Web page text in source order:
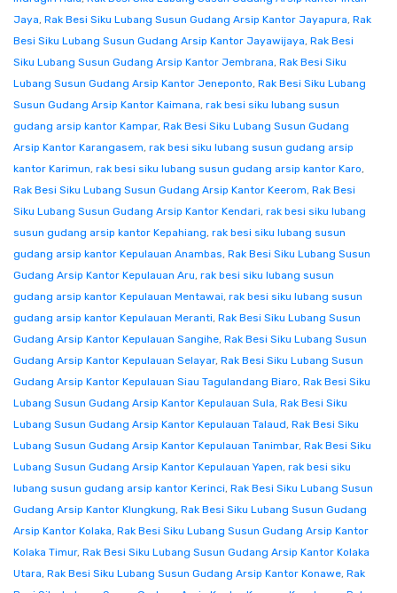
Jaya, Rak Besi Siku Lubang Susun Gudang Arsip Kantor Jayapura, Rak
Besi Siku Lubang Susun Gudang Arsip Kantor Jayawijaya, Rak Besi
Siku Lubang Susun Gudang Arsip Kantor Jembrana, Rak Besi Siku
Lubang Susun Gudang Arsip Kantor Jeneponto, Rak Besi Siku Lubang
Susun Gudang Arsip Kantor Kaimana, rak besi siku lubang susun
gudang arsip kantor Kampar, Rak Besi Siku Lubang Susun Gudang
Arsip Kantor Karangasem, rak besi siku lubang susun gudang arsip
kantor Karimun, rak besi siku lubang susun gudang arsip kantor Karo,
Rak Besi Siku Lubang Susun Gudang Arsip Kantor Keerom, Rak Besi
Siku Lubang Susun Gudang Arsip Kantor Kendari, rak besi siku lubang
susun gudang arsip kantor Kepahiang, rak besi siku lubang susun
gudang arsip kantor Kepulauan Anambas, Rak Besi Siku Lubang Susun
Gudang Arsip Kantor Kepulauan Aru, rak besi siku lubang susun
gudang arsip kantor Kepulauan Mentawai, rak besi siku lubang susun
gudang arsip kantor Kepulauan Meranti, Rak Besi Siku Lubang Susun
Gudang Arsip Kantor Kepulauan Sangihe, Rak Besi Siku Lubang Susun
Gudang Arsip Kantor Kepulauan Selayar, Rak Besi Siku Lubang Susun
Gudang Arsip Kantor Kepulauan Siau Tagulandang Biaro, Rak Besi Siku
Lubang Susun Gudang Arsip Kantor Kepulauan Sula, Rak Besi Siku
Lubang Susun Gudang Arsip Kantor Kepulauan Talaud, Rak Besi Siku
Lubang Susun Gudang Arsip Kantor Kepulauan Tanimbar, Rak Besi Siku
Lubang Susun Gudang Arsip Kantor Kepulauan Yapen, rak besi siku
lubang susun gudang arsip kantor Kerinci, Rak Besi Siku Lubang Susun
Gudang Arsip Kantor Klungkung, Rak Besi Siku Lubang Susun Gudang
Arsip Kantor Kolaka, Rak Besi Siku Lubang Susun Gudang Arsip Kantor
Kolaka Timur, Rak Besi Siku Lubang Susun Gudang Arsip Kantor Kolaka
Utara, Rak Besi Siku Lubang Susun Gudang Arsip Kantor Konawe, Rak